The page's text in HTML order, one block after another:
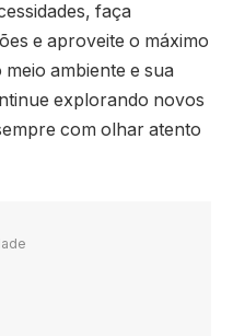
faça
e aproveite o máximo
ambiente e sua
explorando novos
com olhar atento